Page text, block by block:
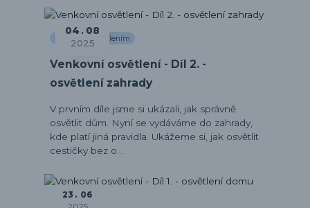
04
08
2025
Průvodce osvětlením
Venkovní osvětlení - Díl 2. -
osvětlení zahrady
V prvním díle jsme si ukázali, jak správně
osvětlit dům. Nyní se vydáváme do zahrady,
kde platí jiná pravidla. Ukážeme si, jak osvětlit
cestičky bez o...
23
06